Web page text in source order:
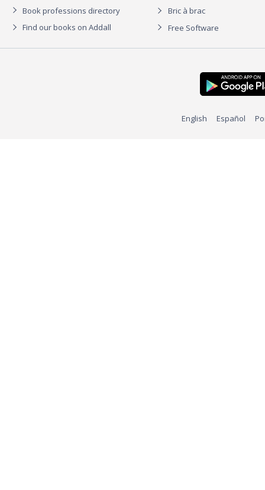
Book professions directory
Find our books on Addall
Bric à brac
Free Software
English Español